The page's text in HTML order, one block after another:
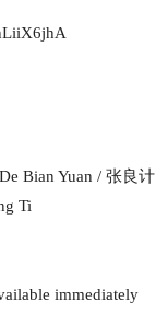
Bian Yuan / 张良计
Ti
immediately